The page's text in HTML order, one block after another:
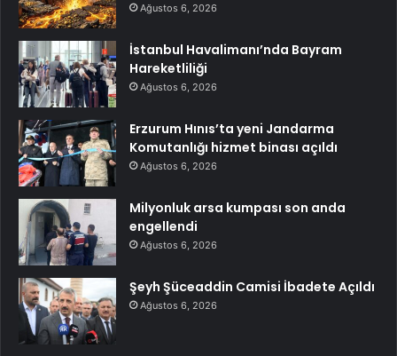
Ağustos 6, 2026
İstanbul Havalimanı’nda Bayram
Hareketliliği
Ağustos 6, 2026
Erzurum Hınıs’ta yeni Jandarma
Komutanlığı hizmet binası açıldı
Ağustos 6, 2026
Milyonluk arsa kumpası son anda
engellendi
Ağustos 6, 2026
Şeyh Şüceaddin Camisi İbadete Açıldı
Ağustos 6, 2026